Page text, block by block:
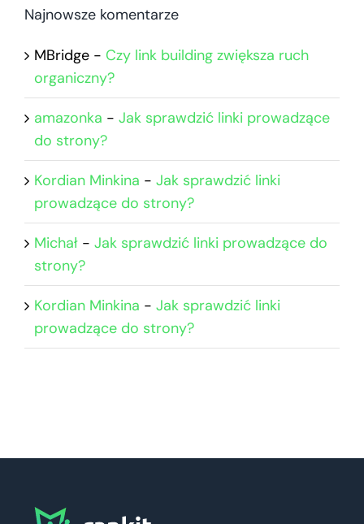
Najnowsze komentarze
MBridge - Czy link building zwiększa ruch
organiczny?
amazonka - Jak sprawdzić linki prowadzące
do strony?
Kordian Minkina - Jak sprawdzić linki
prowadzące do strony?
Michał - Jak sprawdzić linki prowadzące do
strony?
Kordian Minkina - Jak sprawdzić linki
prowadzące do strony?